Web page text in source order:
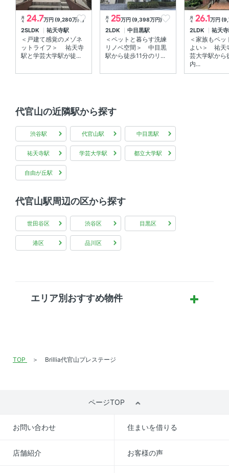
月
々 24.7万円 (9,280万円)
2SLDK 祐天寺駅
＜戸建て感覚のメゾネ
ットライフ＞ 祐天寺
駅と学芸大学駅が徒...
月
々 25万円 (9,398万円)
2LDK 中目黒駅
＜ペットと暮らす洗練
リノベ空間＞ 中目黒
駅から徒歩11分のリ...
月
々 26.1万円
2LDK 祐天
＜家族もペッ
よい＞ 祐天
芸大学駅から
内...
代官山の近隣駅から探す
渋谷駅 代官山駅 中目黒駅
祐天寺駅 学芸大学駅 都立大学駅
自由が丘駅
代官山駅周辺の区から探す
世田谷区 渋谷区 目黒区
港区 品川区
エリア別おすすめ物件
TOP Brillia代官山プレステージ
ページTOP
お問い合わせ 住まいを借りる
店舗紹介 お客様の声